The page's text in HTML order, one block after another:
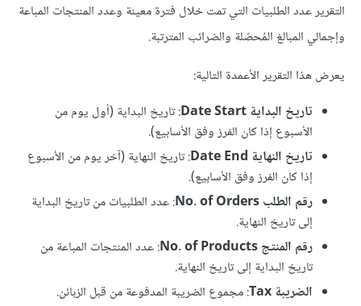
التقرير عدد الطلبيات التي تمت خلال فترة معينة وعدد المنتجات المباعة
وإجمالي المبالغ المُحصّلة والضرائب المترتبة.
يعرض هذا التقرير الأعمدة التالية:
تاريخ البداية Date Start
: تاريخ البداية (أول يوم من
الأسبوع إذا كان الفرز وفق الأسابيع).
تاريخ النهاية Date End
: تاريخ النهاية (آخر يوم من الأسبوع
إذا كان الفرز وفق الأسابيع).
رقم الطلب No. of Orders
: عدد الطلبيات من تاريخ البداية
إلى تاريخ النهاية.
رقم المنتج No. of Products
: عدد المنتجات المباعة من
تاريخ البداية إلى تاريخ النهاية.
الضريبة Tax
: مجموع الضريبة المدفوعة من قبل الزبائن.